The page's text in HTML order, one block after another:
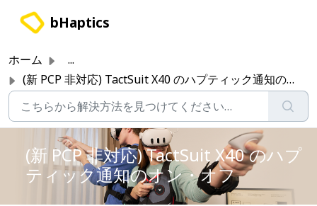
bHaptics
ホーム
...
(新 PCP 非対応) TactSuit X40 のハプティック通知のオン・オフ
(新 PCP 非対応) TactSuit X40 のハプ
ティック通知のオン・オフ